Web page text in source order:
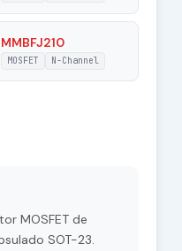
MMBFJ210
MOSFET N-Channel
MOSFET de
SOT-23.